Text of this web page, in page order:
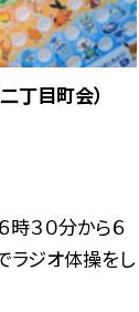
丁目町会）
時３０分から６
ラジオ体操をし